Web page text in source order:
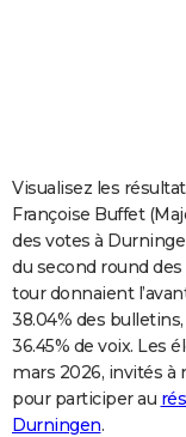
Carte de Noël
Carte Bonne année
Carte Saint-Valentin
Carte Pâques
Carte d'anniversaire
DICTIONNAIRE
Dictionnaire
Biographies
Citations
Expressions
Proverbes
PROGRAMME TV
COPAINS D'AVANT
S'inscrire
Se connecter
Lycées
Collèges
Primaires
Universités
Entreprises
Service militaire
Avis de recherche
AVIS DE DÉCÈS
FORUM
Visualisez les
Françoise Buffet
des votes à
du second round
tour donnaient
38.04% des
36.45% de voix. Les
mars 2026, invités à
pour participer au
Durningen.